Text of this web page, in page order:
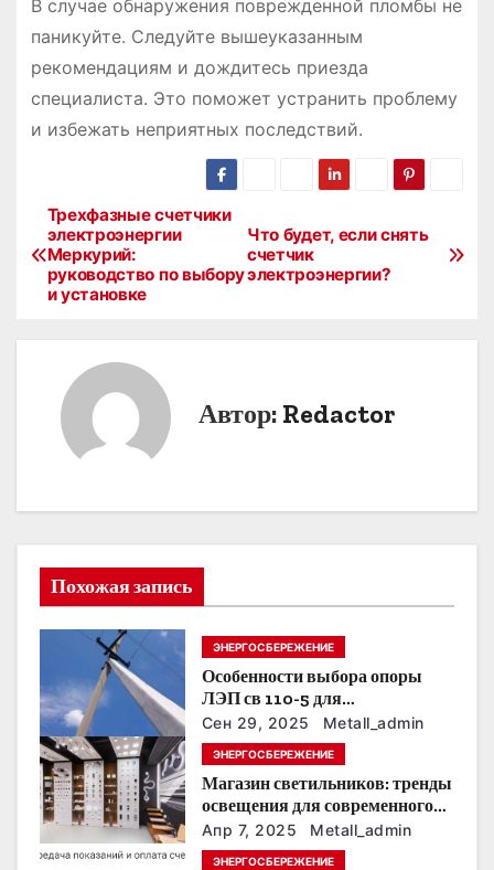
В случае обнаружения поврежденной пломбы не
паникуйте. Следуйте вышеуказанным
рекомендациям и дождитесь приезда
специалиста. Это поможет устранить проблему
и избежать неприятных последствий.
Н
а
я
п
з
а
п
и
Что будет, если снять
счетчик
электроэнергии?
Трехфазные счетчики
электроэнергии
Меркурий:
руководство по выбору
и установке
Автор: Redactor
Похожая запись
ЭНЕРГОСБЕРЕЖЕНИЕ
Особенности выбора опоры
ЛЭП св 110-5 для
строительства электросетей
Сен 29, 2025 Metall_admin
ЭНЕРГОСБЕРЕЖЕНИЕ
Магазин светильников: тренды
освещения для современного
интерьера
Апр 7, 2025 Metall_admin
ЭНЕРГОСБЕРЕЖЕНИЕ